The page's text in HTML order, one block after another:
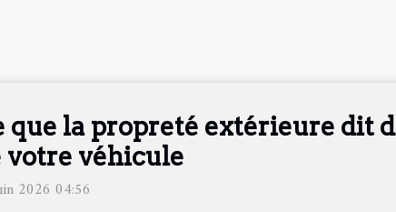
que la propreté extérieure dit
votre véhicule
2026 04:56